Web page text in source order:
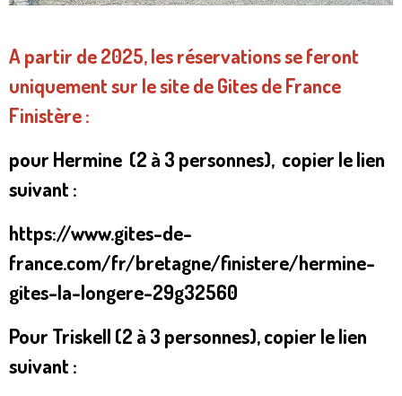
A partir de 2025, les réservations se feront
uniquement sur le site de Gites de France
Finistère :
pour Hermine (2 à 3 personnes), copier le lien
suivant :
https://www.gites-de-
france.com/fr/bretagne/finistere/hermine-
gites-la-longere-29g32560
Pour Triskell (2 à 3 personnes), copier le lien
suivant :